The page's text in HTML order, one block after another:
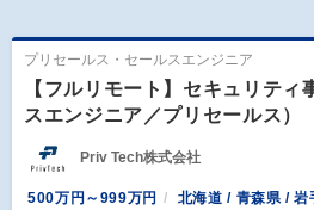
プリセールス・セールスエンジニア
【フルリモート】セキュリテ
スエンジニア／プリセールス）
Priv Tech株式会社
500万円～999万円
北海道 / 青森県 /